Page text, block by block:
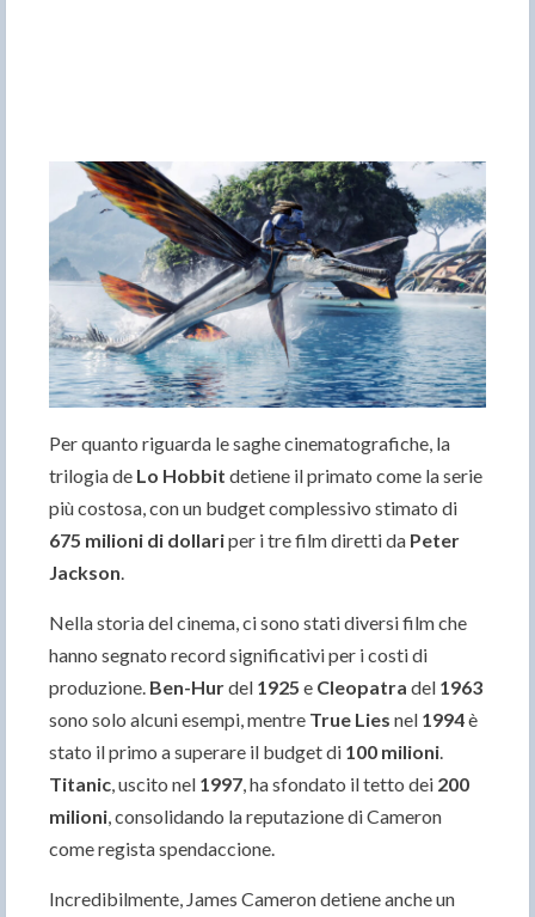
Per quanto riguarda le saghe cinematografiche, la
trilogia de Lo Hobbit detiene il primato come la serie
più costosa, con un budget complessivo stimato di
675 milioni di dollariper i tre film diretti da Peter
Jackson
Nella storia del cinema, ci sono stati diversi film che
hanno segnato record significativi per i costi di
produzione. Ben-Hurdel 1925 e Cleopatra del 1963
sono solo alcuni esempi, mentre True Lies nel 1994è
stato il primo a superare il budget di 100 milioni
Titanic , uscito nel 1997 , ha sfondato il tetto dei 200
milioni , consolidando la reputazione di Cameron
come regista spendaccione.
Incredibilmente, James Cameron detiene anche un